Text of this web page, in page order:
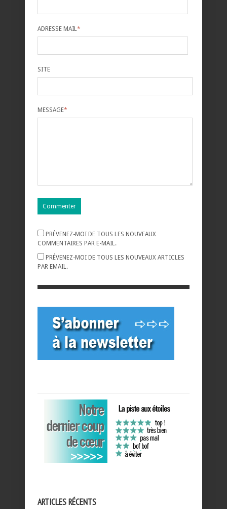
ADRESSE MAIL *
SITE
MESSAGE*
PRÉVENEZ-MOI DE TOUS LES NOUVEAUX
COMMENTAIRES PAR E-MAIL.
PRÉVENEZ-MOI DE TOUS LES NOUVEAUX ARTICLES
PAR EMAIL.
ARTICLES RÉCENTS